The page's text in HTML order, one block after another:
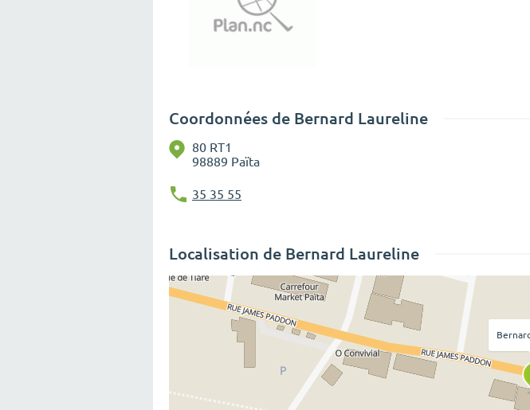
Coordonnées de Bernard Laureline
80 RT1
98889 Païta
35 35 55
Localisation de Bernard Laureline